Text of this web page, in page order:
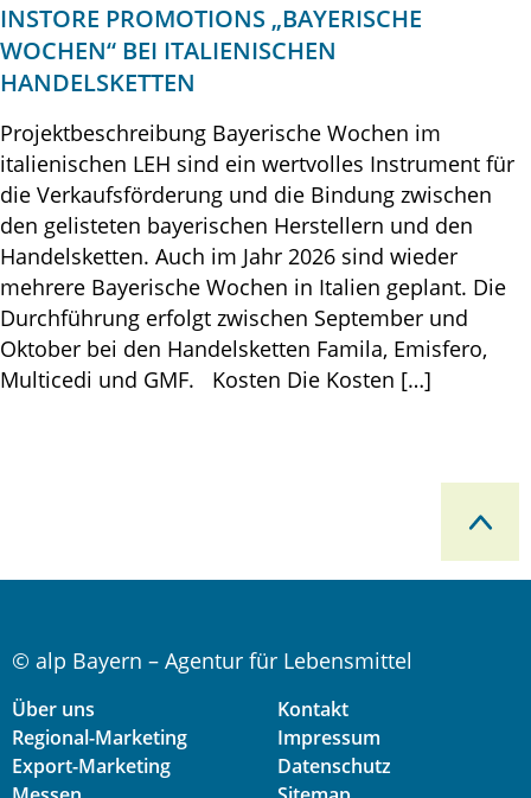
INSTORE PROMOTIONS „BAYERISCHE
WOCHEN“ BEI ITALIENISCHEN
HANDELSKETTEN
Projektbeschreibung Bayerische Wochen im
italienischen LEH sind ein wertvolles Instrument für
die Verkaufsförderung und die Bindung zwischen
den gelisteten bayerischen Herstellern und den
Handelsketten. Auch im Jahr 2026 sind wieder
mehrere Bayerische Wochen in Italien geplant. Die
Durchführung erfolgt zwischen September und
Oktober bei den Handelsketten Famila, Emisfero,
Multicedi und GMF. Kosten Die Kosten […]
© alp Bayern – Agentur für Lebensmittel
Über uns
Regional-Marketing
Export-Marketing
Kontakt
Impressum
Datenschutz